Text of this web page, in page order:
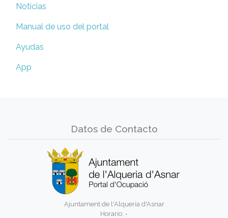
Noticias
Manual de uso del portal
Ayudas
App
Datos de Contacto
Ajuntament de l'Alqueria d'Asnar
Horario: -